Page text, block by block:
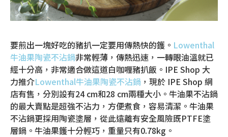
要煎出一塊好吃的豬扒一定要用傳熱快的鑊。 Lowenthal
牛油果陶瓷不沾鍋非常輕薄，傳熱迅速，一轉眼油溫就已
經十分高，非常適合做這道白咖喱豬扒飯。IPE Shop 大
力推介Lowenthal牛油果陶瓷不沾鍋 ，現於 IPE Shop 網
店有售，分別設有24 cm和28 cm兩種大小。牛油果不沾鍋
的最大賣點是超強不沾力，方便煮食，容易清潔。牛油果
不沾鍋更採用陶瓷塗層，從此遠離有安全風險既PTFE塗
層鍋。牛油果鑊十分輕巧，重量只有0.78kg。